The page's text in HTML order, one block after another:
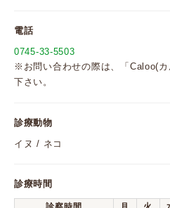
電話
0745-33-5503
※お問い合わせの際は、「Caloo(
下さい。
診療動物
イヌ / ネコ
診療時間